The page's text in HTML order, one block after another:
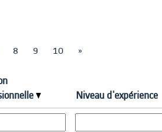
8 9 10 »
Niveau d'expérience